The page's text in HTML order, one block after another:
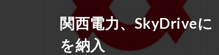
関西電力、SkyDriveに
を納入